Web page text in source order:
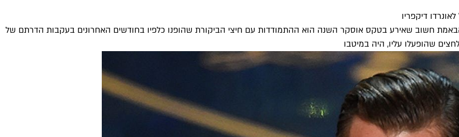
הבאמת חשוב שאירע בטקס אוסקר השנה הוא ההתמודדות עם חיצי הביקורת שהופנו כלפיו בחודשים האחרונים בעקבות הדרתם של
שהופעלו עליו, היה במיטבו